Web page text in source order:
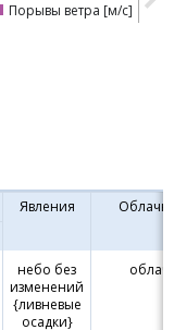
Порывы ветра [м/с]
Явления
небо без
изменений
{ливневые
осадки}